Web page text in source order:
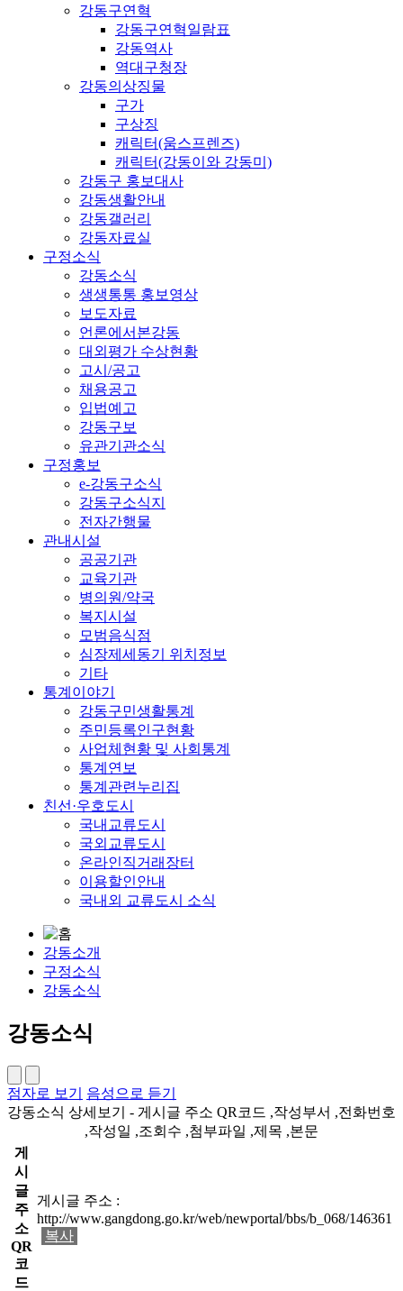
강동구연혁
강동구연혁일람표
강동역사
역대구청장
강동의상징물
구가
구상징
캐릭터(움스프렌즈)
캐릭터(강동이와 강동미)
강동구 홍보대사
강동생활안내
강동갤러리
강동자료실
구정소식
강동소식
생생통통 홍보영상
보도자료
언론에서본강동
대외평가 수상현황
고시/공고
채용공고
입법예고
강동구보
유관기관소식
구정홍보
e-강동구소식
강동구소식지
전자간행물
관내시설
공공기관
교육기관
병의원/약국
복지시설
모범음식점
심장제세동기 위치정보
기타
통계이야기
강동구민생활통계
주민등록인구현황
사업체현황 및 사회통계
통계연보
통계관련누리집
친선·우호도시
국내교류도시
국외교류도시
온라인직거래장터
이용할인안내
국내외 교류도시 소식
강동소개
구정소식
강동소식
강동소식
점자로 보기
음성으로 듣기
강동소식 상세보기 - 게시글 주소 QR코드 ,작성부서 ,전화번호
,작성일 ,조회수 ,첨부파일 ,제목 ,본문
게
시
글
주
소
QR
코
드
게시글 주소 :
http://www.gangdong.go.kr/web/newportal/bbs/b_068/146361
복사